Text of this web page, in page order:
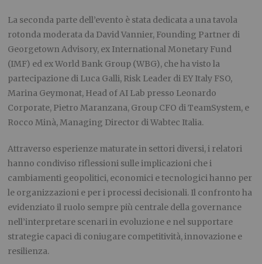
La seconda parte dell’evento è stata dedicata a una tavola
rotonda moderata da David Vannier, Founding Partner di
Georgetown Advisory, ex International Monetary Fund
(IMF) ed ex World Bank Group (WBG), che ha visto la
partecipazione di Luca Galli, Risk Leader di EY Italy FSO,
Marina Geymonat, Head of AI Lab presso Leonardo
Corporate, Pietro Maranzana, Group CFO di TeamSystem, e
Rocco Minà, Managing Director di Wabtec Italia.
Attraverso esperienze maturate in settori diversi, i relatori
hanno condiviso riflessioni sulle implicazioni che i
cambiamenti geopolitici, economici e tecnologici hanno per
le organizzazioni e per i processi decisionali. Il confronto ha
evidenziato il ruolo sempre più centrale della governance
nell’interpretare scenari in evoluzione e nel supportare
strategie capaci di coniugare competitività, innovazione e
resilienza.